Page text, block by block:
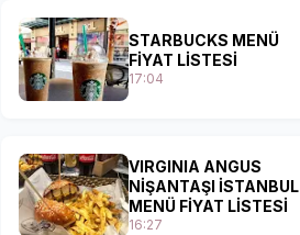
STARBUCKS MENÜ
FİYAT LİSTESİ
17:04
VIRGINIA ANGUS
NİŞANTAŞI İSTANBUL
MENÜ FİYAT LİSTESİ
16:27